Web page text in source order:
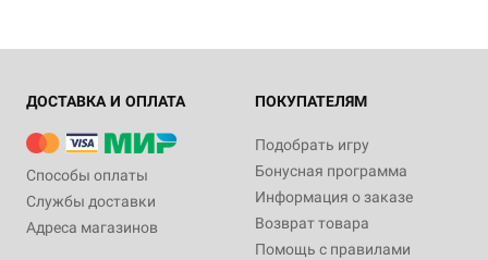
ДОСТАВКА И ОПЛАТА
Способы оплаты
Службы доставки
Адреса магазинов
ПОКУПАТЕЛЯМ
Подобрать игру
Бонусная программа
Информация о заказе
Возврат товара
Помощь с правилами